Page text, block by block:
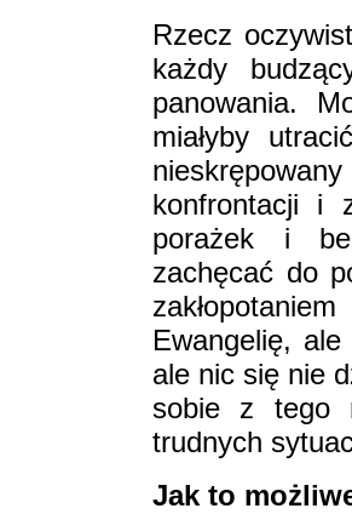
Rzecz
każdy
panowania.
miałyby
konfrontacji i
porażek i
zachęcać do
Ewangelię,
ale nic się nie
sobie z tego
trudnych
Jak to